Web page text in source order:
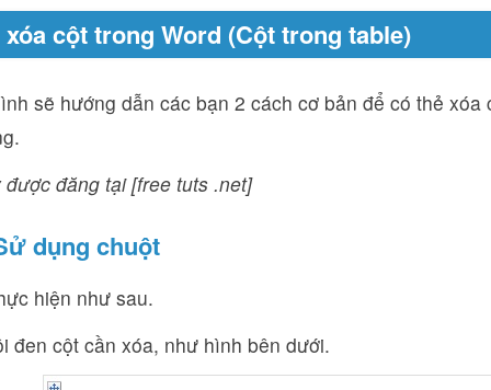
xóa cột trong Word (Cột trong table)
sẽ hướng dẫn các bạn 2 cách cơ bản để có thẻ xóa
được đăng tại [free tuts .net]
dụng chuột
hiện như sau.
đen cột cần xóa, như hình bên dưới.